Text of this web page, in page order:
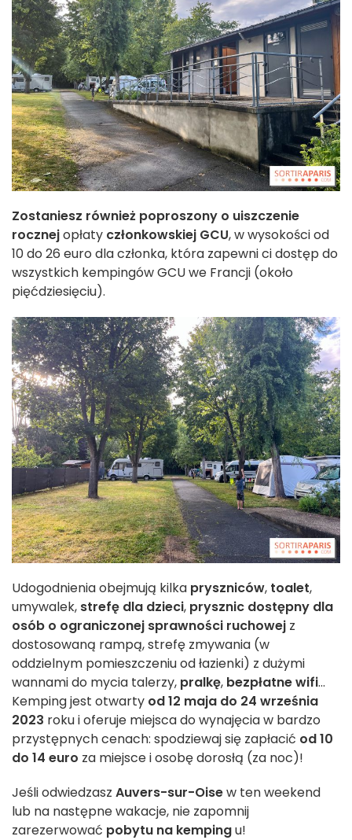
Zostaniesz również poproszony o uiszczenie
rocznejopłaty członkowskiej GCU, w wysokości od
10 do 26 euro dla członka, która zapewni ci dostęp do
wszystkich kempingów GCU we Francji (około
pięćdziesięciu).
Udogodnienia obejmują kilka pryszniców, toalet,
umywalek, strefę dla dzieci, prysznic dostępny dla
osób o ograniczonej sprawności ruchowej z
dostosowaną rampą, strefę zmywania (w
oddzielnym pomieszczeniu od łazienki) z dużymi
wannami do mycia talerzy, pralkę, bezpłatne wifi...
Kemping jest otwarty od 12 maja do 24 września
2023 roku i oferuje miejsca do wynajęcia w bardzo
przystępnych cenach: spodziewaj się zapłacić od 10
do 14 euro za miejsce i osobę dorosłą (za noc)!
Jeśli odwiedzasz Auvers-sur-Oisew ten weekend
lub na następne wakacje, nie zapomnij
zarezerwować pobytu na kempingu!